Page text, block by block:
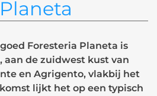
Foresteria Planeta is
aan de zuidwest kust van
en Agrigento, vlakbij het
lijkt het op een typisch